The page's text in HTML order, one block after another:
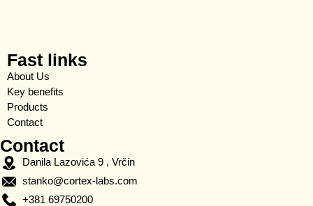
Fast links
About Us
Key benefits
Products
Contact
Contact
Danila Lazovića 9 , Vrčin
stanko@cortex-labs.com
+381 69750200